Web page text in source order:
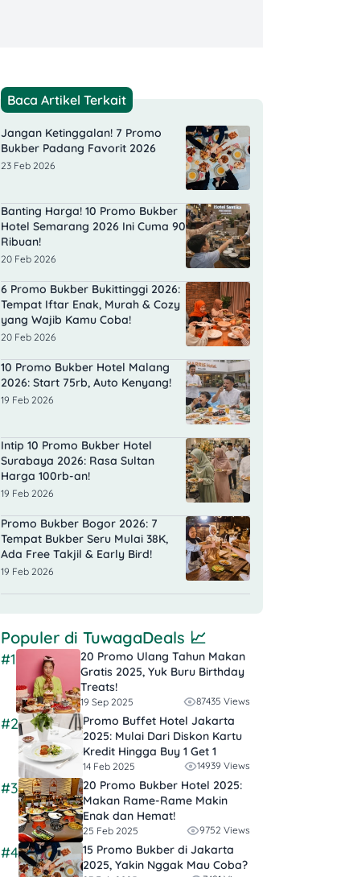
Baca Artikel Terkait
Jangan Ketinggalan! 7 Promo
Bukber Padang Favorit 2026
23 Feb 2026
Banting Harga! 10 Promo Bukber
Hotel Semarang 2026 Ini Cuma 90
Ribuan!
20 Feb 2026
6 Promo Bukber Bukittinggi 2026:
Tempat Iftar Enak, Murah & Cozy
yang Wajib Kamu Coba!
20 Feb 2026
10 Promo Bukber Hotel Malang
2026: Start 75rb, Auto Kenyang!
19 Feb 2026
Intip 10 Promo Bukber Hotel
Surabaya 2026: Rasa Sultan
Harga 100rb-an!
19 Feb 2026
Promo Bukber Bogor 2026: 7
Tempat Bukber Seru Mulai 38K,
Ada Free Takjil & Early Bird!
19 Feb 2026
Populer di TuwagaDeals 📈
#1
20 Promo Ulang Tahun Makan
Gratis 2025, Yuk Buru Birthday
Treats!
19 Sep 2025 87435 Views
#2
Promo Buffet Hotel Jakarta
2025: Mulai Dari Diskon Kartu
Kredit Hingga Buy 1 Get 1
14 Feb 2025 14939 Views
#3
20 Promo Bukber Hotel 2025:
Makan Rame-Rame Makin
Enak dan Hemat!
25 Feb 2025 9752 Views
#4
15 Promo Bukber di Jakarta
2025, Yakin Nggak Mau Coba?